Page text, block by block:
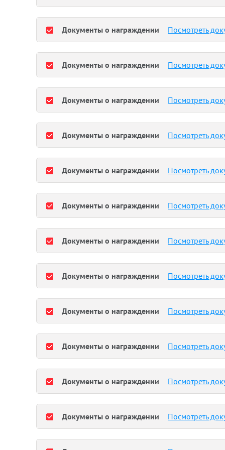
Документы о награждении Посмотреть
Документы о награждении Посмотреть
Документы о награждении Посмотреть
Документы о награждении Посмотреть
Документы о награждении Посмотреть
Документы о награждении Посмотреть
Документы о награждении Посмотреть
Документы о награждении Посмотреть
Документы о награждении Посмотреть
Документы о награждении Посмотреть
Документы о награждении Посмотреть
Документы о награждении Посмотреть